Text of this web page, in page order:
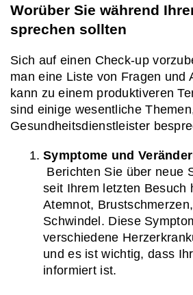
Worüber Sie während
sprechen sollten
Sich auf einen Check-up
man eine Liste von Fragen und
kann zu einem produktiveren
sind einige wesentliche
Gesundheitsdienstleister
Symptome und
seit Ihrem letzten Besuch
Atemnot,
Schwindel. Diese
verschiedene
und es ist wichtig, dass
informiert ist.